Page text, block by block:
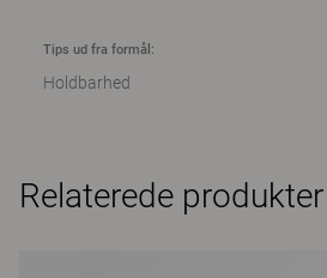
Tips ud fra formål:
Holdbarhed
Relaterede produkter